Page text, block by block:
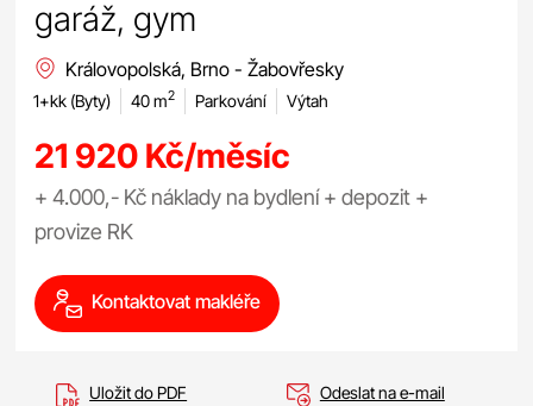
garáž, gym
Královopolská, Brno - Žabovřesky
1+kk (Byty) 40 m2 Parkování Výtah
21 920 Kč/měsíc
+ 4.000,- Kč náklady na bydlení + depozit +
provize RK
Kontaktovat makléře
Uložit do PDF
Odeslat na e-mail